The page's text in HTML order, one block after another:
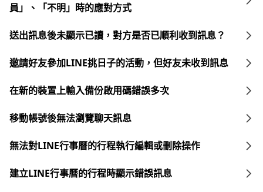
員」、「不明」時的應對方式
送出訊息後未顯示已讀，對方是否已順利收到訊息？
邀請好友參加LINE挑日子的活動，但好友未收到訊息
在新的裝置上輸入備份啟用碼錯誤多次
移動帳號後無法瀏覽聊天訊息
無法對LINE行事曆的行程執行編輯或刪除操作
建立LINE行事曆的行程時顯示錯誤訊息